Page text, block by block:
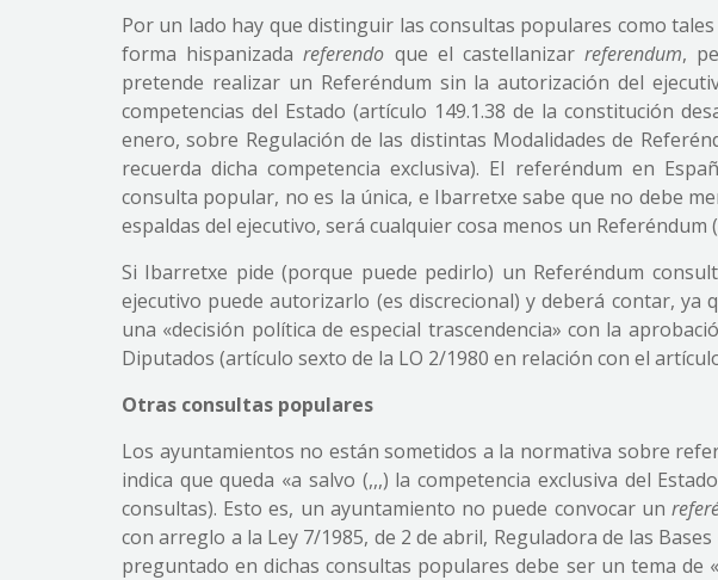
Por un lado hay que distinguir las consultas populares como
forma hispanizadareferendo que el castellanizarreferendum,
pretende realizar un Referéndum sin la autorización del
competencias del Estado (artículo 149.1.38 de la constitución
enero, sobre Regulación de las distintas Modalidades de
recuerda dicha competencia exclusiva). El referéndum en
consulta popular, no es la única, e Ibarretxe sabe que no debe
espaldas del ejecutivo, será cualquier cosa menos un Referéndum
Si Ibarretxe pide (porque puede pedirlo) un Referéndum
ejecutivo puede autorizarlo (es discrecional) y deberá contar,
una «decisión política de especial trascendencia» con la
Diputados (artículo sexto de la LO 2/1980 en relación con el
Otras consultas populares
Los ayuntamientos no están sometidos a la normativa sobre
indica que queda «a salvo (,,,) la competencia exclusiva del
consultas). Esto es, un ayuntamiento no puede convocar un
con arreglo a la Ley 7/1985, de 2 de abril, Reguladora de las
preguntado en dichas consultas populares debe ser un tema de